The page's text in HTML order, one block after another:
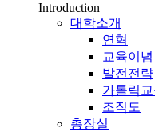
Introduction
대학소개
연혁
교육이념
발전전략
가톨릭
조직도
총장실